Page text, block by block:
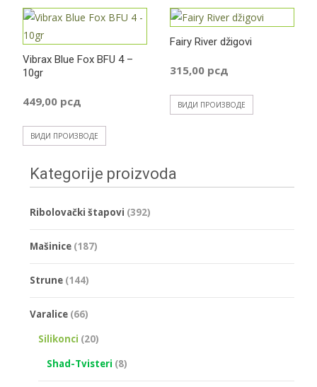
Vibrax Blue Fox BFU 4 –
10gr
449,00 рсд
ВИДИ ПРОИЗВОДЕ
Fairy River džigovi
315,00 рсд
ВИДИ ПРОИЗВОДЕ
Kategorije proizvoda
Ribolovački štapovi (392)
Mašinice (187)
Strune (144)
Varalice (66)
Silikonci (20)
Shad-Tvisteri (8)